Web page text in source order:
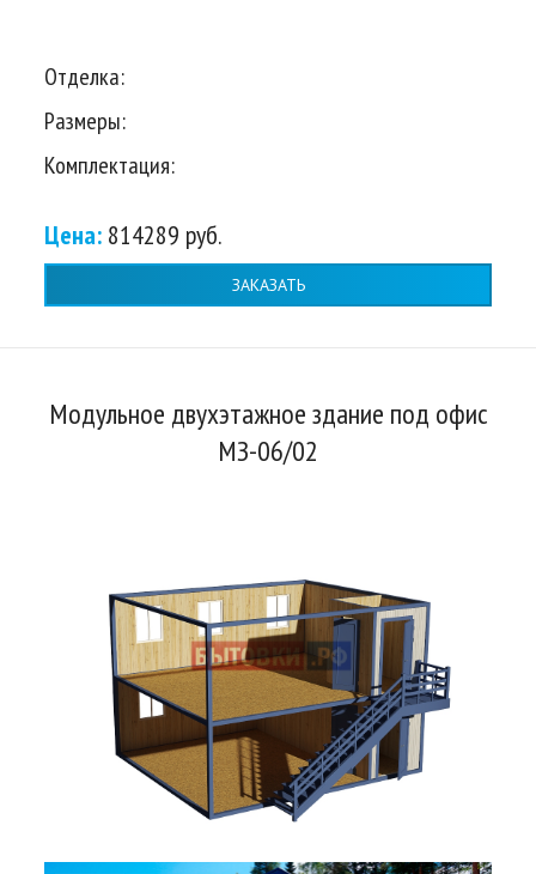
Отделка:
Размеры:
Комплектация:
Цена: 814289 руб.
ЗАКАЗАТЬ
Модульное двухэтажное здание под офис
МЗ-06/02